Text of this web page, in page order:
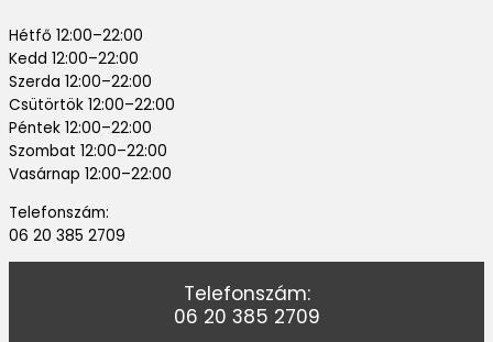
Hétfő 12:00–22:00
Kedd 12:00–22:00
Szerda 12:00–22:00
Csütörtök 12:00–22:00
Péntek 12:00–22:00
Szombat 12:00–22:00
Vasárnap 12:00–22:00
Telefonszám:
06 20 385 2709
Telefonszám:
06 20 385 2709